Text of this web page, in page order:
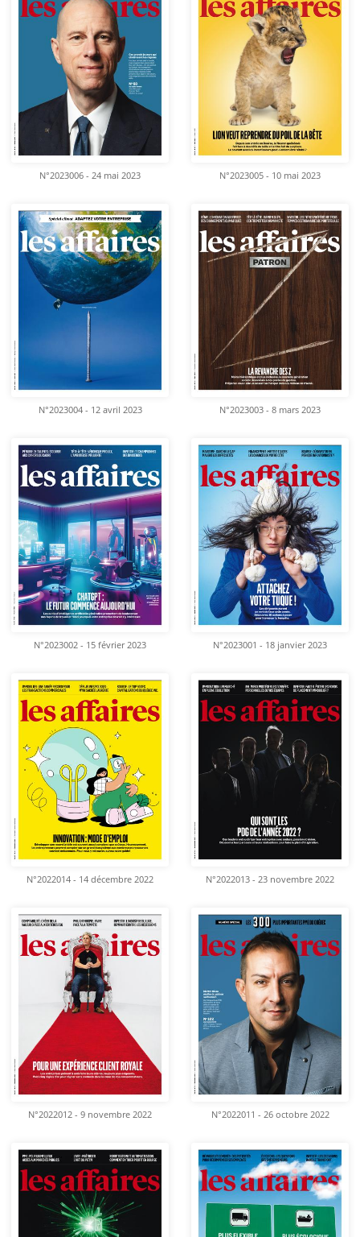
N°2023006 - 24 mai 2023 N°2023005 - 10 mai 2023
N°2023004 - 12 avril 2023 N°2023003 - 8 mars 2023
N°2023002 - 15 février 2023 N°2023001 - 18 janvier 2023
N°2022014 - 14 décembre 2022 N°2022013 - 23 novembre 2022
N°2022012 - 9 novembre 2022 N°2022011 - 26 octobre 2022